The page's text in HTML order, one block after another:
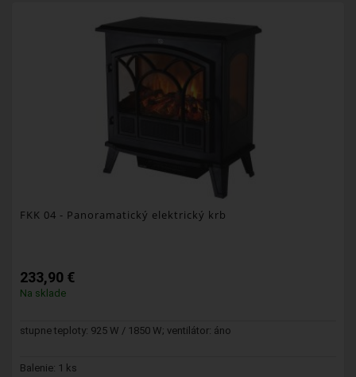
FKK 04 - Panoramatický elektrický krb
233,90 €
Na sklade
stupne teploty: 925 W / 1850 W; ventilátor: áno
Balenie: 1 ks